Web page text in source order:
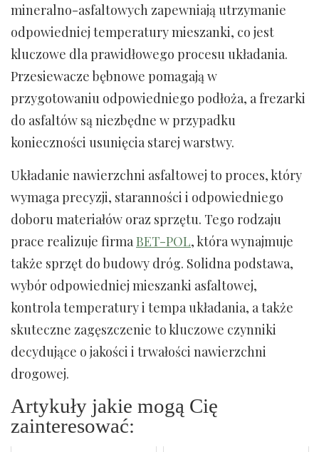
mineralno-asfaltowych zapewniają utrzymanie
odpowiedniej temperatury mieszanki, co jest
kluczowe dla prawidłowego procesu układania.
Przesiewacze bębnowe pomagają w
przygotowaniu odpowiedniego podłoża, a frezarki
do asfaltów są niezbędne w przypadku
konieczności usunięcia starej warstwy.
Układanie nawierzchni asfaltowej to proces, który
wymaga precyzji, staranności i odpowiedniego
doboru materiałów oraz sprzętu. Tego rodzaju
prace realizuje firma BET-POL, która wynajmuje
także sprzęt do budowy dróg. Solidna podstawa,
wybór odpowiedniej mieszanki asfaltowej,
kontrola temperatury i tempa układania, a także
skuteczne zagęszczenie to kluczowe czynniki
decydujące o jakości i trwałości nawierzchni
drogowej.
Artykuły jakie mogą Cię
zainteresować: